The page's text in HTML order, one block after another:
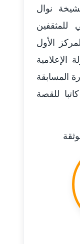
نوال
للمثقفين
الأول
الإعلامية
المسابقة
للقصة